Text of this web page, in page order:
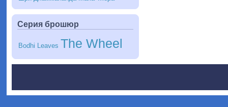
Серия брошюр
Bodhi Leaves The Wheel